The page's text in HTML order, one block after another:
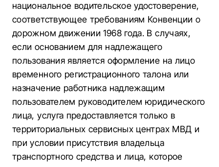
национальное водительское удостоверение,
соответствующее требованиям Конвенции о
дорожном движении 1968 года. В случаях,
если основанием для надлежащего
пользования является оформление на лицо
временного регистрационного талона или
назначение работника надлежащим
пользователем руководителем юридического
лица, услуга предоставляется только в
территориальных сервисных центрах МВД и
при условии присутствия владельца
транспортного средства и лица, которое